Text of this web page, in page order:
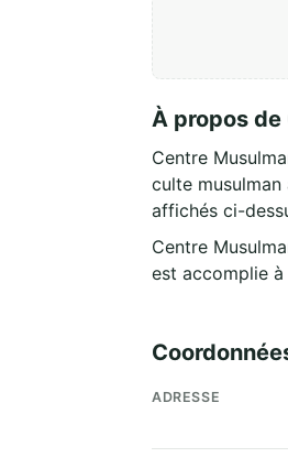
À propos
Centre
culte
affichés ci-
Centre
est accomplie à
ADRESSE